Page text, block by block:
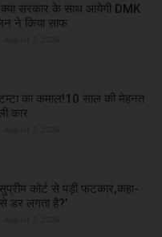
क्या सरकार के साथ आयेगी DMK
ने किया साफ
का कमाल!10 साल की मेहनत
कार
कोर्ट से पड़ी फटकार,कहा-
डर लगता है?’